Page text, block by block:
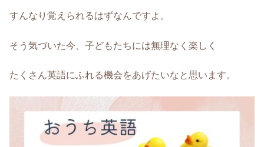
すんなり覚えられるはずなんですよ。
そう気づいた今、子どもたちには無理なく楽しく
たくさん英語にふれる機会をあげたいなと思います。